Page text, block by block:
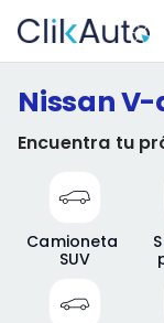
Nissan
Encuentra tu
Camioneta
SUV